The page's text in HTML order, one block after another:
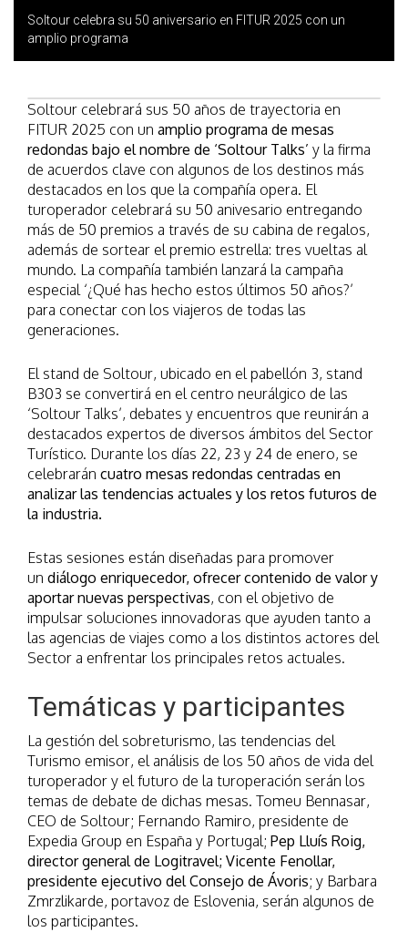
Soltour celebra su 50 aniversario en FITUR 2025 con un
amplio programa
Soltour celebrará sus 50 años de trayectoria en
FITUR 2025 con un amplio programa de mesas
redondas bajo el nombre de ‘Soltour Talks’ y la firma
de acuerdos clave con algunos de los destinos más
destacados en los que la compañía opera. El
turoperador celebrará su 50 anivesario entregando
más de 50 premios a través de su cabina de regalos,
además de sortear el premio estrella: tres vueltas al
mundo. La compañía también lanzará la campaña
especial ‘¿Qué has hecho estos últimos 50 años?’
para conectar con los viajeros de todas las
generaciones.
El stand de Soltour, ubicado en el pabellón 3, stand
B303 se convertirá en el centro neurálgico de las
‘Soltour Talks’, debates y encuentros que reunirán a
destacados expertos de diversos ámbitos del Sector
Turístico. Durante los días 22, 23 y 24 de enero, se
celebrarán cuatro mesas redondas centradas en
analizar las tendencias actuales y los retos futuros de
la industria.
Estas sesiones están diseñadas para promover
un diálogo enriquecedor, ofrecer contenido de valor y
aportar nuevas perspectivas, con el objetivo de
impulsar soluciones innovadoras que ayuden tanto a
las agencias de viajes como a los distintos actores del
Sector a enfrentar los principales retos actuales.
Temáticas y participantes
La gestión del sobreturismo, las tendencias del
Turismo emisor, el análisis de los 50 años de vida del
turoperador y el futuro de la turoperación serán los
temas de debate de dichas mesas. Tomeu Bennasar,
CEO de Soltour; Fernando Ramiro, presidente de
Expedia Group en España y Portugal; Pep Lluís Roig,
director general de Logitravel; Vicente Fenollar,
presidente ejecutivo del Consejo de Ávoris; y Barbara
Zmrzlikarde, portavoz de Eslovenia, serán algunos de
los participantes.